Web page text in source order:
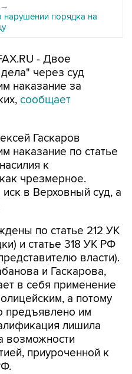
→
порядка на
- Двое
через суд
наказание за
сообщает
Гаскаров
наказание по статье
к
чрезмерное.
в Верховный суд, а
по статье 212 УК
и статье 318 УК РФ
власти).
и Гаскарова,
в себя применение
а потому
предъявлено им
лишила
возможности
приуроченной к